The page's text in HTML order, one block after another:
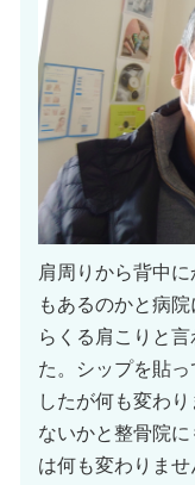
肩周りから背中
もあるのかと病
らくる肩こりと
た。シップを貼
したが何も変わ
ないかと整骨院
は何も変わりま